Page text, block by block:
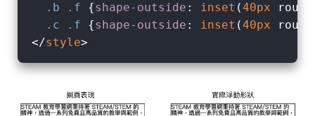
.b
.f {shape-outside : inset (40px
.c
.f {shape-outside : inset (40px
</style>